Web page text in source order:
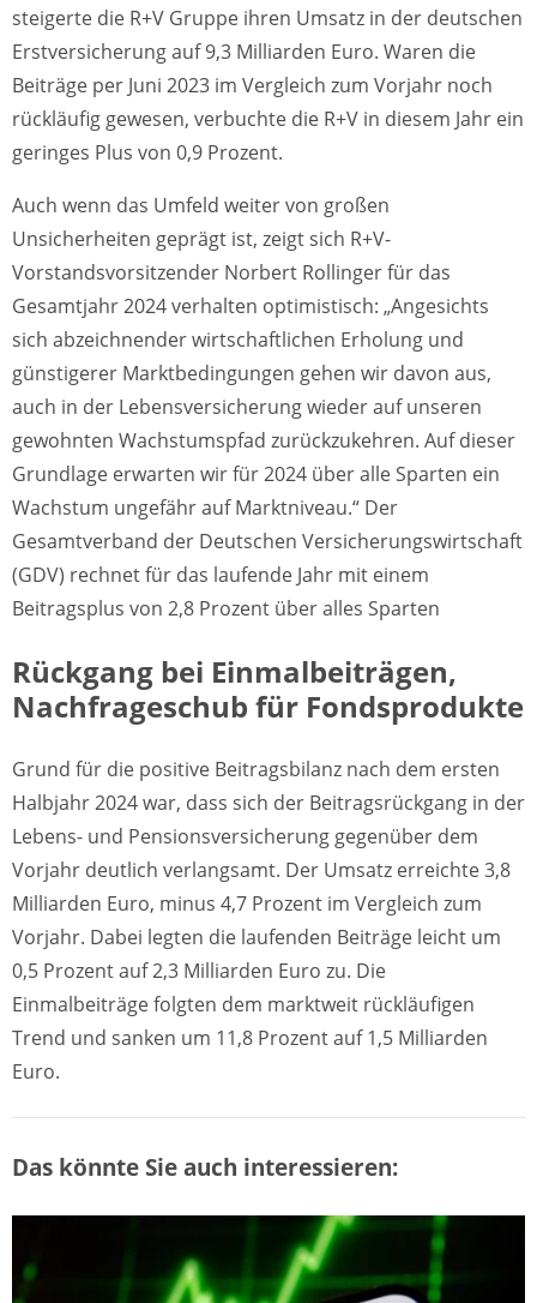
steigerte die R+V Gruppe ihren Umsatz in der deutschen
Erstversicherung auf 9,3 Milliarden Euro. Waren die
Beiträge per Juni 2023 im Vergleich zum Vorjahr noch
rückläufig gewesen, verbuchte die R+V in diesem Jahr ein
geringes Plus von 0,9 Prozent.
Auch wenn das Umfeld weiter von großen
Unsicherheiten geprägt ist, zeigt sich R+V-
Vorstandsvorsitzender Norbert Rollinger für das
Gesamtjahr 2024 verhalten optimistisch: „Angesichts
sich abzeichnender wirtschaftlichen Erholung und
günstigerer Marktbedingungen gehen wir davon aus,
auch in der Lebensversicherung wieder auf unseren
gewohnten Wachstumspfad zurückzukehren. Auf dieser
Grundlage erwarten wir für 2024 über alle Sparten ein
Wachstum ungefähr auf Marktniveau.“ Der
Gesamtverband der Deutschen Versicherungswirtschaft
(GDV) rechnet für das laufende Jahr mit einem
Beitragsplus von 2,8 Prozent über alles Sparten
Rückgang bei Einmalbeiträgen,
Nachfrageschub für Fondsprodukte
Grund für die positive Beitragsbilanz nach dem ersten
Halbjahr 2024 war, dass sich der Beitragsrückgang in der
Lebens- und Pensionsversicherung gegenüber dem
Vorjahr deutlich verlangsamt. Der Umsatz erreichte 3,8
Milliarden Euro, minus 4,7 Prozent im Vergleich zum
Vorjahr. Dabei legten die laufenden Beiträge leicht um
0,5 Prozent auf 2,3 Milliarden Euro zu. Die
Einmalbeiträge folgten dem marktweit rückläufigen
Trend und sanken um 11,8 Prozent auf 1,5 Milliarden
Euro.
Das könnte Sie auch interessieren: